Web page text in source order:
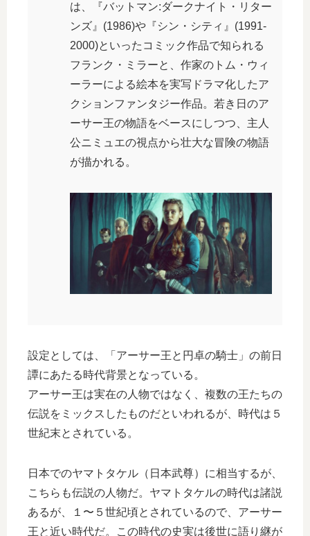
は、『バットマン:ダークナイト・リター
ンズ』(1986)や『シン・シティ』(1991-
2000)といったコミック作品で知られる
フランク・ミラーと、作家のトム・ウィ
ーラーによる絵本を実写ドラマ化したア
クションファンタジー作品。若き日のア
ーサー王の物語をベースにしつつ、主人
公ニミュエの視点から壮大な冒険の物語
が描かれる。
設定としては、「アーサー王と円卓の騎士」の前日
譚にあたる時代背景となっている。
アーサー王は実在の人物ではなく、複数の王たちの
伝説をミックスしたものだといわれるが、時代は５
世紀末とされている。
日本でのヤマトタケル（日本武尊）に相当するが、
こちらも伝説の人物だ。ヤマトタケルの時代は諸説
あるが、１〜５世紀頃とされているので、アーサー
王と近い時代だ。この時代の史実は後世に語り継が